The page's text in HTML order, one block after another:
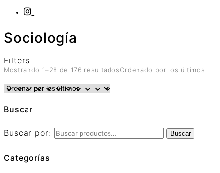
Sociología
Filters
Mostrando 1–28 de 176 resultadosOrdenado por los últimos
Buscar
Buscar por: Buscar
Categorías